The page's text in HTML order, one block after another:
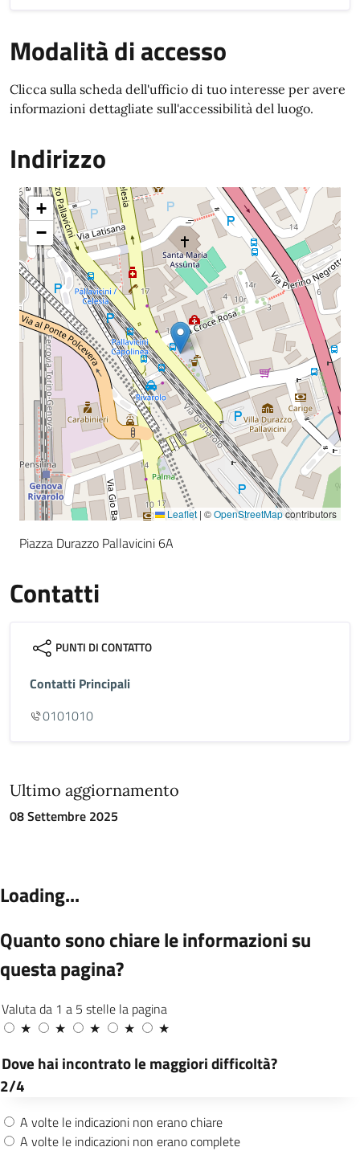
Modalità di accesso
Clicca sulla scheda dell'ufficio di tuo interesse per avere
informazioni dettagliate sull'accessibilità del luogo.
Indirizzo
+
−
Leaflet | ©OpenStreetMapcontributors
Piazza Durazzo Pallavicini 6A
Contatti
PUNTI DI CONTATTO
Contatti Principali
0101010
Ultimo aggiornamento
08 Settembre 2025